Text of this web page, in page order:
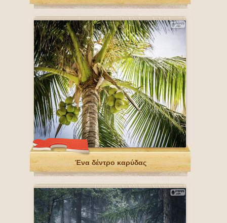
Ένα δέντρο καρύδας